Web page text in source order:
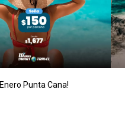
Enero Punta Cana!